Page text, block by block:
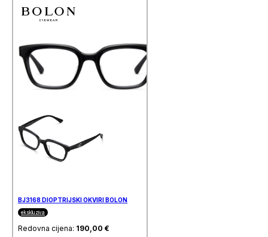
BJ3168 DIOPTRIJSKI OKVIRI BOLON
ekskluziva
Redovna cijena: 190,00 €